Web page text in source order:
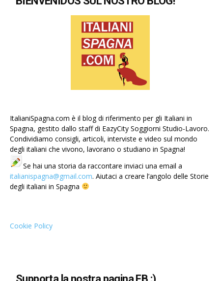
ItalianiSpagna.com è il blog di riferimento per gli Italiani in
Spagna, gestito dallo staff di EazyCity Soggiorni Studio-Lavoro.
Condividiamo consigli, articoli, interviste e video sul mondo
degli italiani che vivono, lavorano o studiano in Spagna!
Se hai una storia da raccontare inviaci una email a
italianispagna@gmail.com. Aiutaci a creare l’angolo delle Storie
degli italiani in Spagna
Cookie Policy